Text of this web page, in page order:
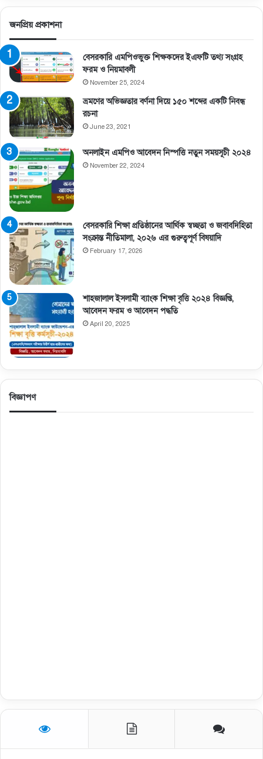
জনপ্রিয় প্রকাশনা
বেসরকারি এমপিওভুক্ত শিক্ষকদের ইএফটি তথ্য সংগ্রহ
ফরম ও নিয়মাবলী
November 25, 2024
ভ্রমণের অভিজ্ঞতার বর্ণনা দিয়ে ১৫০ শব্দের একটি নিবন্ধ
রচনা
June 23, 2021
অনলাইন এমপিও আবেদন নিস্পত্তি নতুন সময়সূচী ২০২৪
November 22, 2024
বেসরকারি শিক্ষা প্রতিষ্ঠানের আর্থিক স্বচ্ছতা ও জবাবদিহিতা
সংক্রান্ত নীতিমালা, ২০২৬ এর গুরুত্বপূর্ণ বিষয়াদি
February 17, 2026
শাহজালাল ইসলামী ব্যাংক শিক্ষা বৃত্তি ২০২৪ বিজ্ঞপ্তি,
আবেদন ফরম ও আবেদন পদ্ধতি
April 20, 2025
বিজ্ঞাপণ